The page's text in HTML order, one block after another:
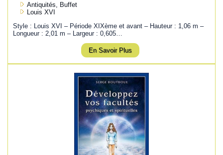
Antiquités, Buffet
Louis XVI
Style : Louis XVI – Période XIXème et avant – Hauteur : 1,06 m –
Longueur : 2,01 m – Largeur : 0,605…
En Savoir Plus